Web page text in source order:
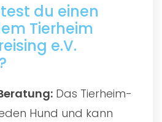
du einen
Tierheim
e.V.
Das Tierheim-
Hund und kann